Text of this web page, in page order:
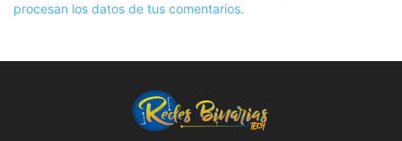
procesan los datos de tus comentarios.